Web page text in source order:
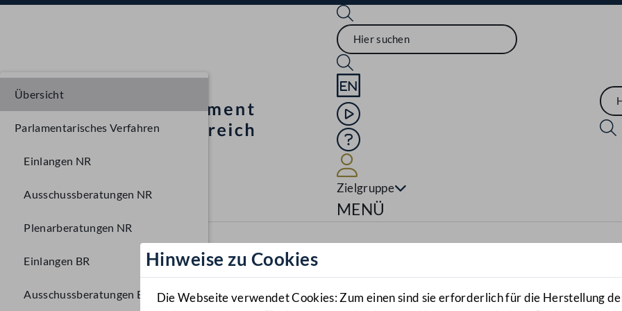
Sprache English
Mediathek
Hilfe
Zielgruppe
Navigationsmenü öffnen
MENÜ
Hinweise zu Cookies
Die Webseite verwendet Cookies: Zum einen sind sie erforderlich für die Herstellung
Übersicht
Parlamentarisches Verfahren
Einlangen NR
Ausschussberatungen NR
Plenarberatungen NR
Einlangen BR
Ausschussberatungen BR